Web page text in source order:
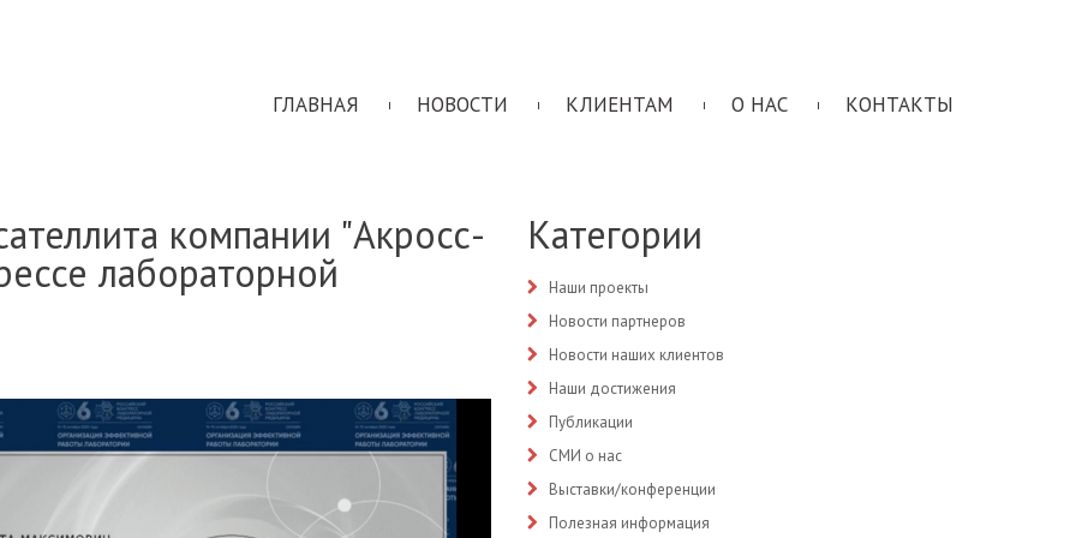
ГЛАВНАЯ НОВОСТИ КЛИЕНТАМ О НАС КОНТАКТЫ
компании "Акросс-
лабораторной
Категории
Наши проекты
Новости партнеров
Новости наших клиентов
Наши достижения
Публикации
СМИ о нас
Выставки/конференции
Полезная информация